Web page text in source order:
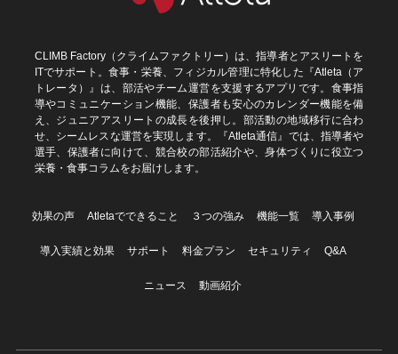
CLIMB Factory（クライムファクトリー）は、指導者とアスリートを
ITでサポート。食事・栄養、フィジカル管理に特化した『Atleta（ア
トレータ）』は、部活やチーム運営を支援するアプリです。食事指
導やコミュニケーション機能、保護者も安心のカレンダー機能を備
え、ジュニアアスリートの成長を後押し。部活動の地域移行に合わ
せ、シームレスな運営を実現します。『Atleta通信』では、指導者や
選手、保護者に向けて、競合校の部活紹介や、身体づくりに役立つ
栄養・食事コラムをお届けします。
効果の声 Atletaでできること ３つの強み 機能一覧 導入事例
導入実績と効果 サポート 料金プラン セキュリティ Q&A
ニュース 動画紹介